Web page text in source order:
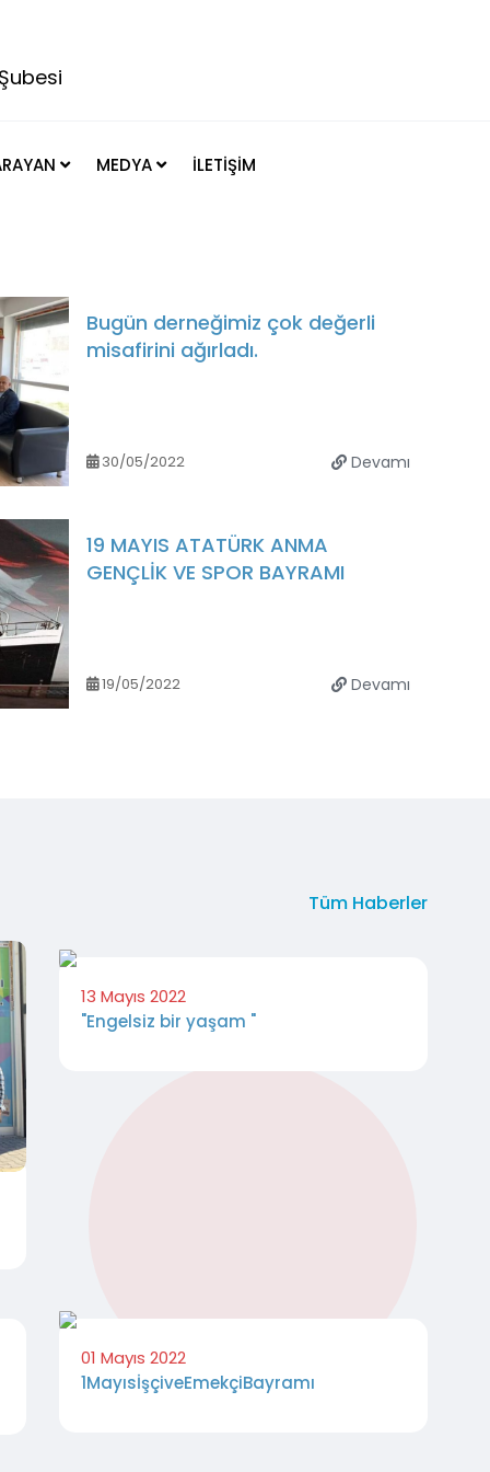
MEDYA İLETİŞİM
Bugün derneğimiz çok değerli
misafirini ağırladı.
30/05/2022 Devamı
19 MAYIS ATATÜRK ANMA
GENÇLİK VE SPOR BAYRAMI
19/05/2022 Devamı
Tüm Haberler
13 Mayıs 2022
"Engelsiz bir yaşam "
01 Mayıs 2022
1MayısİşçiveEmekçiBayramı